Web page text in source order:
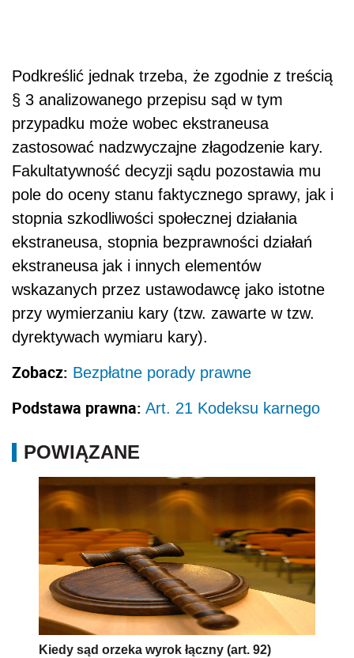
Podkreślić jednak trzeba, że zgodnie z treścią
§ 3 analizowanego przepisu sąd w tym
przypadku może wobec ekstraneusa
zastosować nadzwyczajne złagodzenie kary.
Fakultatywność decyzji sądu pozostawia mu
pole do oceny stanu faktycznego sprawy, jak i
stopnia szkodliwości społecznej działania
ekstraneusa, stopnia bezprawności działań
ekstraneusa jak i innych elementów
wskazanych przez ustawodawcę jako istotne
przy wymierzaniu kary (tzw. zawarte w tzw.
dyrektywach wymiaru kary).
Zobacz: Bezpłatne porady prawne
Podstawa prawna: Art. 21 Kodeksu karnego
POWIĄZANE
Kiedy sąd orzeka wyrok łączny (art. 92)